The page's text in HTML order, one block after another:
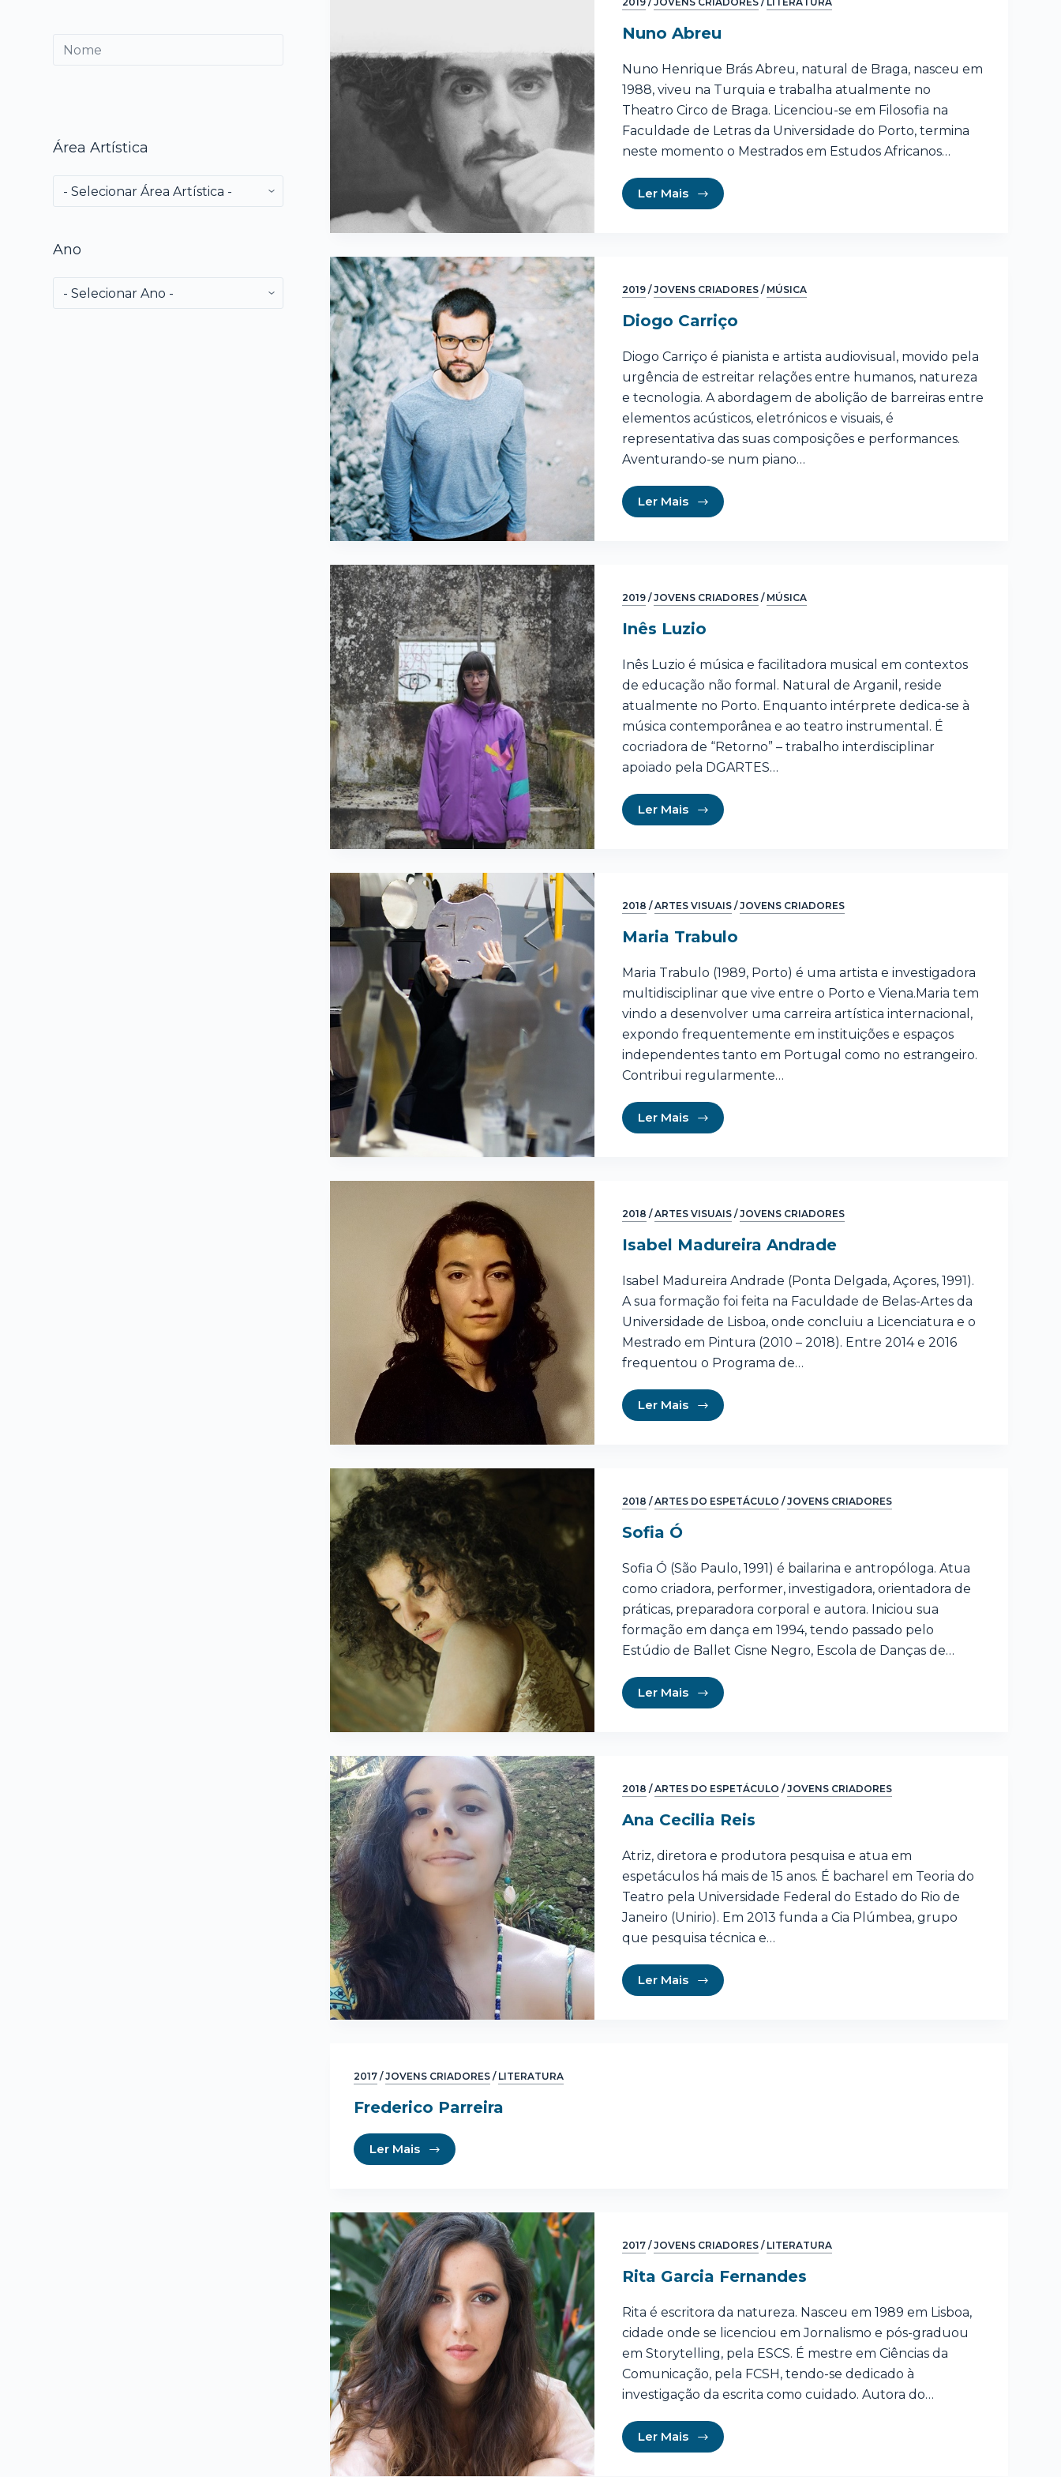
Nuno Abreu
Nuno Henrique Brás Abreu, natural de Braga, nasceu em
1988, viveu na Turquia e trabalha atualmente no
Theatro Circo de Braga. Licenciou-se em Filosofia na
Faculdade de Letras da Universidade do Porto, termina
neste momento o Mestrados em Estudos Africanos…
Ler Mais
2019 /JOVENS CRIADORES / MÚSICA
Diogo Carriço
Diogo Carriço é pianista e artista audiovisual, movido pela
urgência de estreitar relações entre humanos, natureza
e tecnologia. A abordagem de abolição de barreiras entre
elementos acústicos, eletrónicos e visuais, é
representativa das suas composições e performances.
Aventurando-se num piano…
Ler Mais
2019 /JOVENS CRIADORES / MÚSICA
Inês Luzio
Inês Luzio é música e facilitadora musical em contextos
de educação não formal. Natural de Arganil, reside
atualmente no Porto. Enquanto intérprete dedica-se à
música contemporânea e ao teatro instrumental. É
cocriadora de “Retorno” – trabalho interdisciplinar
apoiado pela DGARTES…
Ler Mais
2018 /ARTES VISUAIS /JOVENS CRIADORES
Maria Trabulo
Maria Trabulo (1989, Porto) é uma artista e investigadora
multidisciplinar que vive entre o Porto e Viena.Maria tem
vindo a desenvolver uma carreira artística internacional,
expondo frequentemente em instituições e espaços
independentes tanto em Portugal como no estrangeiro.
Contribui regularmente…
Ler Mais
2018 /ARTES VISUAIS /JOVENS CRIADORES
Isabel Madureira Andrade
Isabel Madureira Andrade (Ponta Delgada, Açores, 1991).
A sua formação foi feita na Faculdade de Belas-Artes da
Universidade de Lisboa, onde concluiu a Licenciatura e o
Mestrado em Pintura (2010 – 2018). Entre 2014 e 2016
frequentou o Programa de…
Ler Mais
2018 /ARTES DO ESPETÁCULO /JOVENS CRIADORES
Sofia Ó
Sofia Ó (São Paulo, 1991) é bailarina e antropóloga. Atua
como criadora, performer, investigadora, orientadora de
práticas, preparadora corporal e autora. Iniciou sua
formação em dança em 1994, tendo passado pelo
Estúdio de Ballet Cisne Negro, Escola de Danças de…
Ler Mais
2018 /ARTES DO ESPETÁCULO /JOVENS CRIADORES
Ana Cecilia Reis
Atriz, diretora e produtora pesquisa e atua em
espetáculos há mais de 15 anos. É bacharel em Teoria do
Teatro pela Universidade Federal do Estado do Rio de
Janeiro (Unirio). Em 2013 funda a Cia Plúmbea, grupo
que pesquisa técnica e…
Ler Mais
2017/JOVENS CRIADORES/ LITERATURA
Frederico Parreira
Ler Mais
2017 /JOVENS CRIADORES / LITERATURA
Rita Garcia Fernandes
Rita é escritora da natureza. Nasceu em 1989 em Lisboa,
cidade onde se licenciou em Jornalismo e pós-graduou
em Storytelling, pela ESCS. É mestre em Ciências da
Comunicação, pela FCSH, tendo-se dedicado à
investigação da escrita como cuidado. Autora do…
Ler Mais
Área Artística
Ano